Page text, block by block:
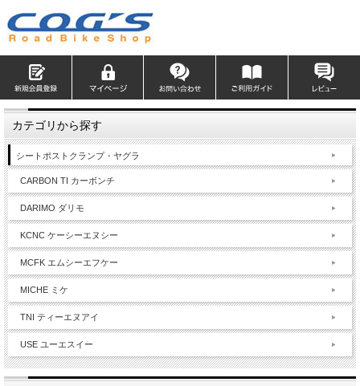
カテゴリから探す
シートポストクランプ・ヤグラ
CARBON TI カーボンチ
DARIMO ダリモ
KCNC ケーシーエヌシー
MCFK エムシーエフケー
MICHE ミケ
TNI ティーエヌアイ
USE ユーエスイー